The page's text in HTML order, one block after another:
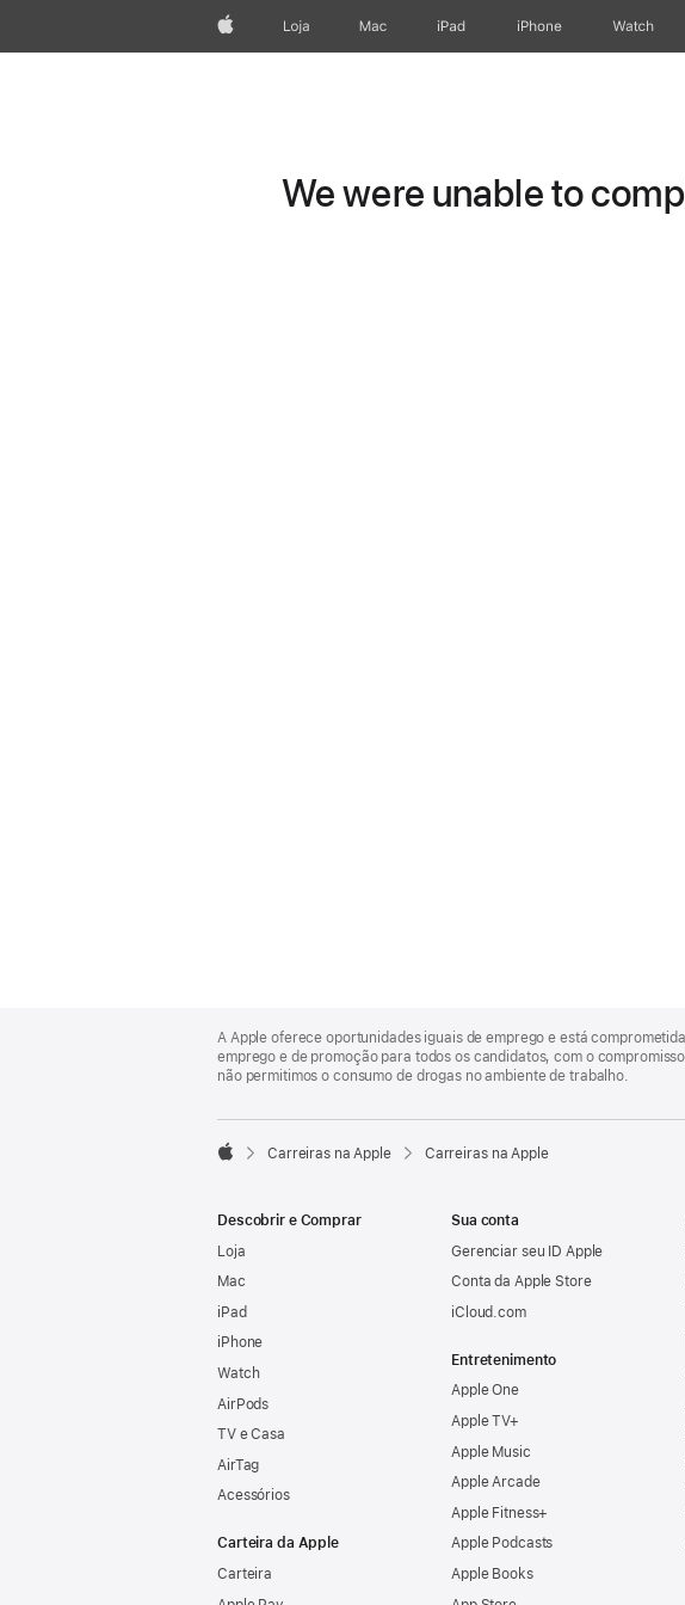
AppleLoja Mac iPad iPhone Apple
We were unable to
Footer
A Apple oferece oportunidades iguais de emprego e está
emprego e de promoção para todos os candidatos, com o
não permitimos o consumo de drogas no ambiente de trabalho.

Carreiras na Apple Carreiras na Apple
Descobrir e Comprar
Loja
Mac
iPad
iPhone
Watch
AirPods
TV e Casa
AirTag
Acessórios
Carteira da Apple
Carteira
Sua conta
Gerenciar seu ID Apple
Conta da Apple Store
iCloud.com
Entretenimento
Apple One
Apple TV+
Apple Music
Apple Arcade
Apple Fitness+
Apple Podcasts
Apple Books